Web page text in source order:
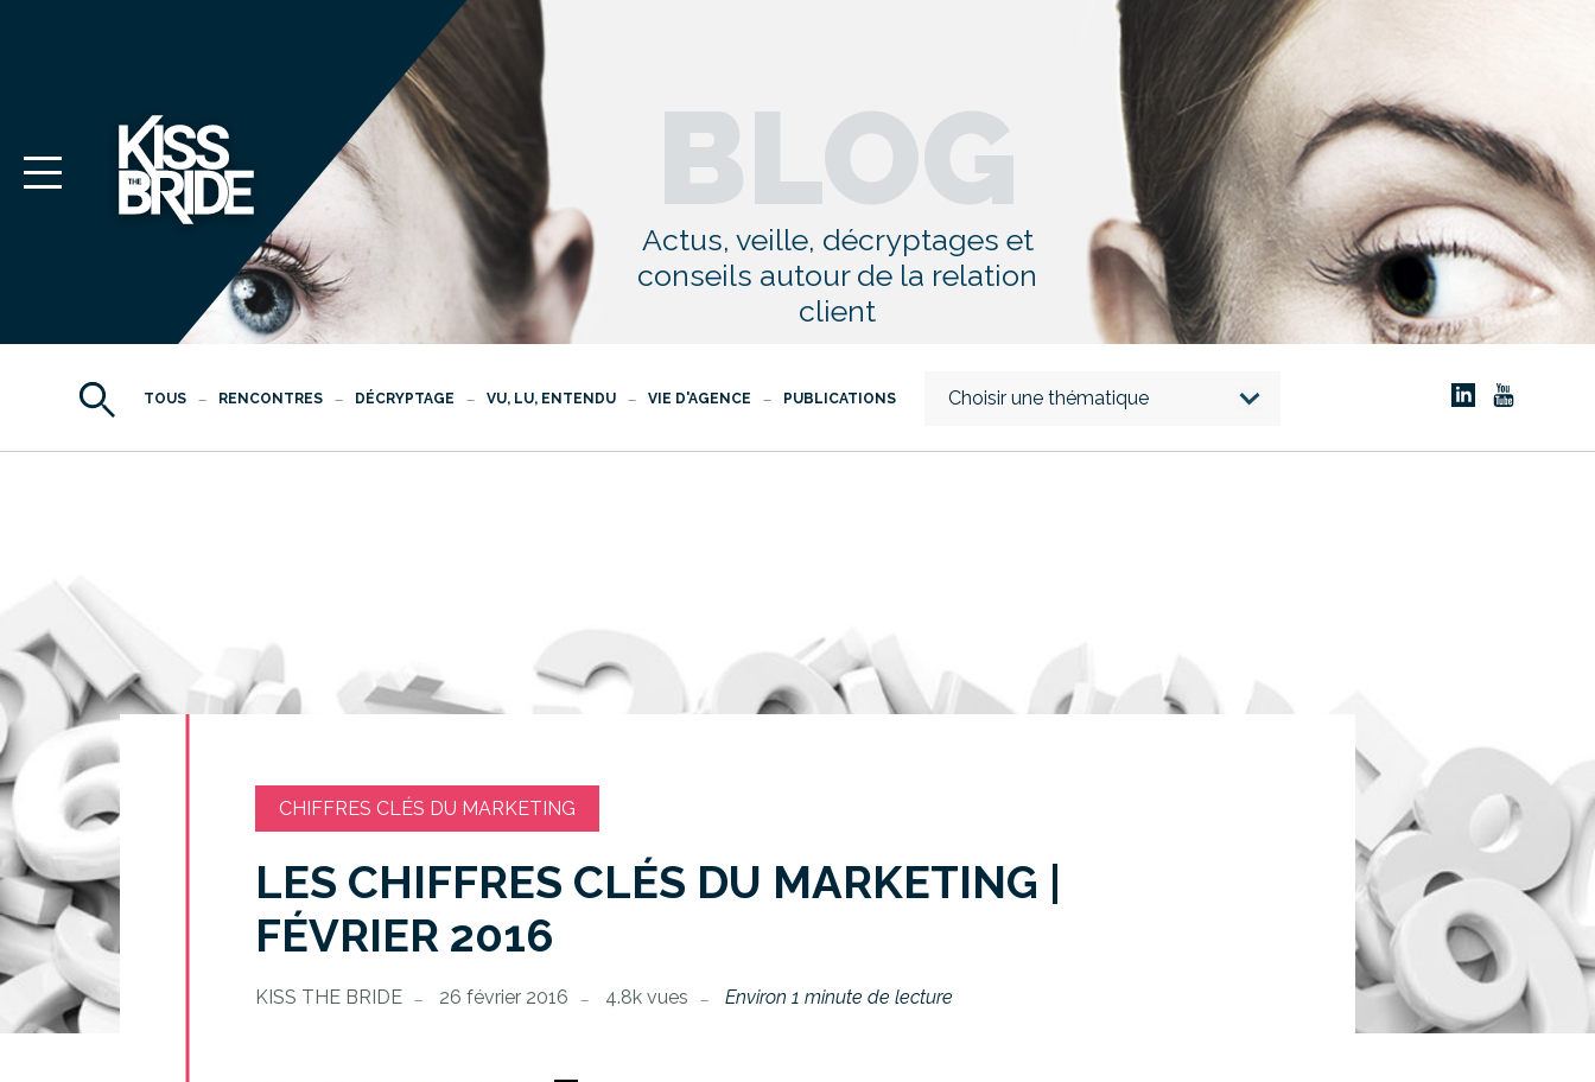
BLOG
Actus, veille, décryptages et
conseils autour de la relation
client
TOUS RENCONTRES DÉCRYPTAGE VU, LU, ENTENDU VIE D'AGENCE PUBLICATIONS Choisir une thématique
CHIFFRES CLÉS DU MARKETING
LES CHIFFRES CLÉS DU MARKETING |
FÉVRIER 2016
KISS THE BRIDE 26 février 2016 4.8k vues Environ 1 minute de lecture